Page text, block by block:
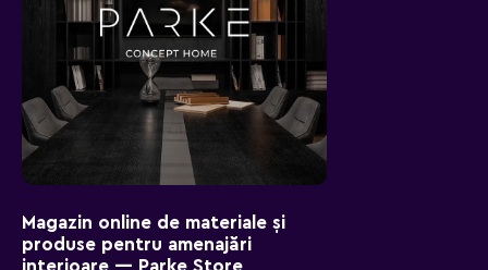
Magazin online de materiale și
produse pentru amenajări
interioare — Parke Store